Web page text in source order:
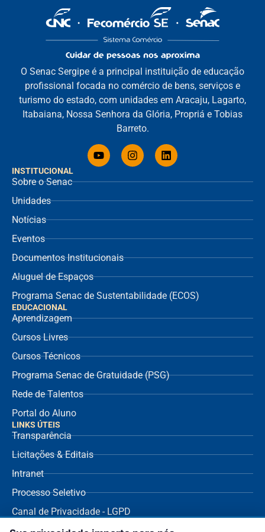
INSTITUCIONAL
Sobre o Senac
Unidades
Notícias
Eventos
Documentos Institucionais
Aluguel de Espaços
Programa Senac de Sustentabilidade (ECOS)
EDUCACIONAL
Aprendizagem
Cursos Livres
Cursos Técnicos
Programa Senac de Gratuidade (PSG)
Rede de Talentos
Portal do Aluno
O Senac Sergipe é a principal instituição de educação
profissional focada no comércio de bens, serviços e
turismo do estado, com unidades em Aracaju, Lagarto,
Itabaiana, Nossa Senhora da Glória, Propriá e Tobias
Barreto.
LINKS ÚTEIS
Transparência
Licitações & Editais
Intranet
Processo Seletivo
Canal de Privacidade - LGPD